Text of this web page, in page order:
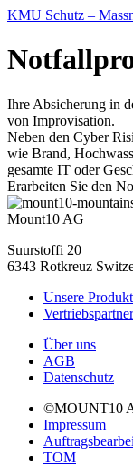
KMU Schutz –
Ihre Absicherung in
von Improvisation.
Neben den Cyber
wie Brand,
gesamte IT oder
Erarbeiten Sie den
Mount10 AG
Suurstoffi 20
6343 Rotkreuz
Unsere
Vertriebspartner
Über uns
AGB
Datenschutz
©MOUNT10
Impressum
TOM